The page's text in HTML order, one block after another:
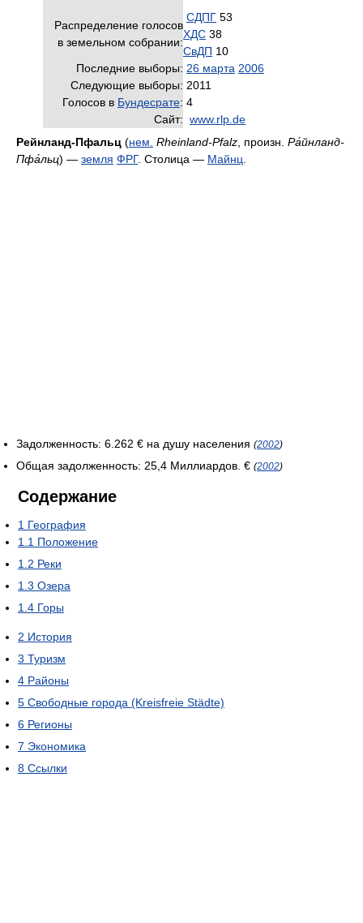
Распределение голосов
в земельном собрании:
СДПГ 53
ХДС 38
СвДП 10
Последние выборы: 26 марта 2006
Следующие выборы: 2011
Голосов в Бундесрате: 4
Сайт: www.rlp.de
Рейнланд-Пфальц (нем. Rheinland-Pfalz , произн. Ра́йнланд-
Пфа́льц) — земля ФРГ. Столица — Майнц
Задолженность: 6.262 € на душу населения (2002)
Общая задолженность: 25,4 Миллиардов. € (2002)
Содержание
1 География
1.1 Положение
1.2 Реки
1.3 Озера
1.4 Горы
2 История
3 Туризм
4 Районы
5 Свободные города (Kreisfreie Städte)
6 Регионы
7 Экономика
8 Ссылки